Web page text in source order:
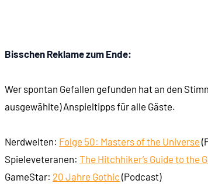
Bisschen Reklame zum Ende:
Wer spontan Gefallen gefunden hat an den
ausgewählte) Anspieltipps für alle Gäste.
Nerdwelten: Folge 50: Masters of the Universe
Spieleveteranen: The Hitchhiker’s Guide to the
GameStar: 20 Jahre Gothic (Podcast)